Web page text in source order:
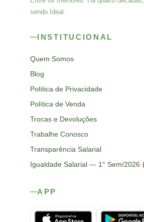
sendo Ideal.
INSTITUCIONAL
Quem Somos
Blog
Política de Privacidade
Política de Venda
Trocas e Devoluções
Trabalhe Conosco
Transparência Salarial
Igualdade Salarial — 1° Sem/2026
APP